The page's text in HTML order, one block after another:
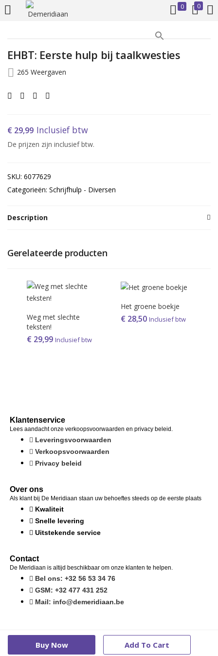
0 0
INLOGGEN REGISTREREN
Voer uw gebruikersnaam en wachtwoord in om in te loggen.
Onthoud mij
Wachtwoord vergeten?
EHBT: Eerste hulp bij taalkwesties
265 Weergaven
€ 29,99 Inclusief btw
De prijzen zijn inclusief btw.
Buy Now Add To Cart
SKU: 6077629
Categorieën: Schrijfhulp - Diversen
Description
Gerelateerde producten
Weg met slechte
teksten!
€ 29,99 Inclusief btw
Het groene boekje
€ 28,50 Inclusief btw
Klantenservice
Lees aandacht onze verkoopsvoorwaarden en privacy beleid.
Leveringsvoorwaarden
Verkoopsvoorwaarden
Privacy beleid
Over ons
Als klant bij De Meridiaan staan uw behoeftes steeds op de eerste plaats
Kwaliteit
Snelle levering
Uitstekende service
Contact
De Meridiaan is altijd beschikbaar om onze klanten te helpen.
Bel ons: +32 56 53 34 76
GSM: +32 477 431 252
Mail: info@demeridiaan.be
Copyright © 2024 De Meridiaan
Gemaakt door Search Clicks